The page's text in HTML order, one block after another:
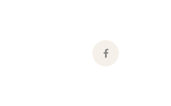
Facebook